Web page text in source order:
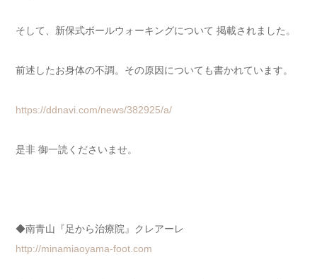
そして、新保式ボールウォーキングについて 掲載されました。
前述したお身体の不調。その原因についても書かれています。
https://ddnavi.com/news/382925/a/
是非 御一読くださいませ。
◆南青山『足から治療院』クレアーレ
http://minamiaoyama-foot.com